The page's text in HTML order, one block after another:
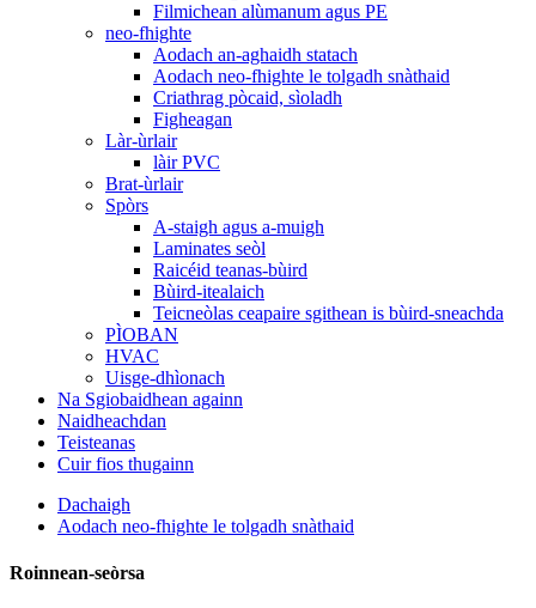
Filmichean alùmanum agus PE
neo-fhighte
Aodach an-aghaidh statach
Aodach neo-fhighte le tolgadh snàthaid
Criathrag pòcaid, sìoladh
Figheagan
Làr-ùrlair
làir PVC
Brat-ùrlair
Spòrs
A-staigh agus a-muigh
Laminates seòl
Raicéid teanas-bùird
Bùird-itealaich
Teicneòlas ceapaire sgithean is bùird-sneachda
PÌOBAN
HVAC
Uisge-dhìonach
Na Sgiobaidhean againn
Naidheachdan
Teisteanas
Cuir fios thugainn
Dachaigh
Aodach neo-fhighte le tolgadh snàthaid
Roinnean-seòrsa